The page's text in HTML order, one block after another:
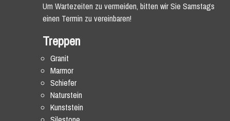
Um Wartezeiten zu vermeiden, bitten wir Sie Samstags
einen Termin zu vereinbaren!
Treppen
Granit
Marmor
Schiefer
Naturstein
Kunststein